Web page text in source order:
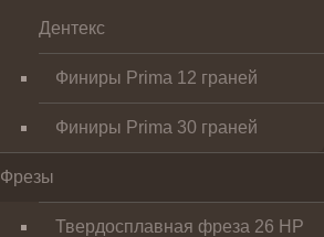
Дентекс
Финиры Prima 12 граней
Финиры Prima 30 граней
Фрезы
Твердосплавная фреза 26 HP